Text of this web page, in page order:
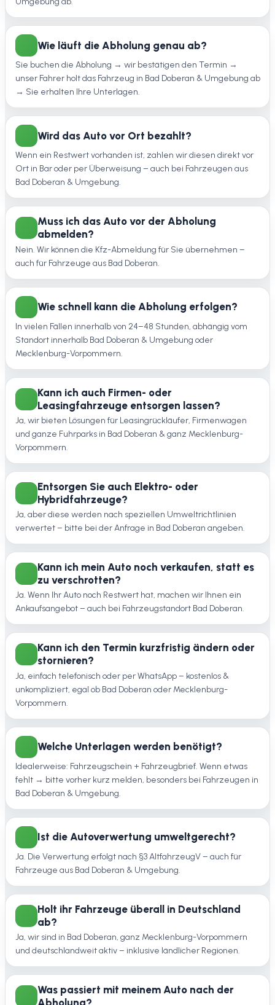
Wie läuft die Abholung genau ab?
Sie buchen die Abholung → wir bestätigen den Termin →
unser Fahrer holt das Fahrzeug in Bad Doberan & Umgebung ab
→ Sie erhalten Ihre Unterlagen.
Wird das Auto vor Ort bezahlt?
Wenn ein Restwert vorhanden ist, zahlen wir diesen direkt vor
Ort in Bar oder per Überweisung – auch bei Fahrzeugen aus
Bad Doberan & Umgebung.
Muss ich das Auto vor der Abholung
abmelden?
Nein. Wir können die Kfz-Abmeldung für Sie übernehmen –
auch für Fahrzeuge aus Bad Doberan.
Wie schnell kann die Abholung erfolgen?
In vielen Fällen innerhalb von 24–48 Stunden, abhängig vom
Standort innerhalb Bad Doberan & Umgebung oder
Mecklenburg-Vorpommern.
Kann ich auch Firmen- oder
Leasingfahrzeuge entsorgen lassen?
Ja, wir bieten Lösungen für Leasingrückläufer, Firmenwagen
und ganze Fuhrparks in Bad Doberan & ganz Mecklenburg-
Vorpommern.
Entsorgen Sie auch Elektro- oder
Hybridfahrzeuge?
Ja, aber diese werden nach speziellen Umweltrichtlinien
verwertet – bitte bei der Anfrage in Bad Doberan angeben.
Kann ich mein Auto noch verkaufen, statt es
zu verschrotten?
Ja. Wenn Ihr Auto noch Restwert hat, machen wir Ihnen ein
Ankaufsangebot – auch bei Fahrzeugstandort Bad Doberan.
Kann ich den Termin kurzfristig ändern oder
stornieren?
Ja, einfach telefonisch oder per WhatsApp – kostenlos &
unkompliziert, egal ob Bad Doberan oder Mecklenburg-
Vorpommern.
Welche Unterlagen werden benötigt?
Idealerweise: Fahrzeugschein + Fahrzeugbrief. Wenn etwas
fehlt → bitte vorher kurz melden, besonders bei Fahrzeugen in
Bad Doberan & Umgebung.
Ist die Autoverwertung umweltgerecht?
Ja. Die Verwertung erfolgt nach §3 AltfahrzeugV – auch für
Fahrzeuge aus Bad Doberan & Umgebung.
Holt ihr Fahrzeuge überall in Deutschland
ab?
Ja, wir sind in Bad Doberan, ganz Mecklenburg-Vorpommern
und deutschlandweit aktiv – inklusive ländlicher Regionen.
Was passiert mit meinem Auto nach der